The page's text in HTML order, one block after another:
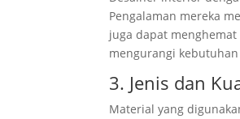
Pengalaman mereka
juga dapat
mengurangi
3. Jenis dan
Material yang